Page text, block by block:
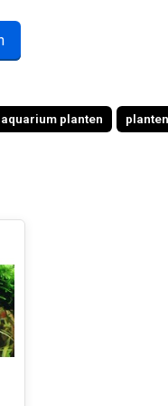
planten